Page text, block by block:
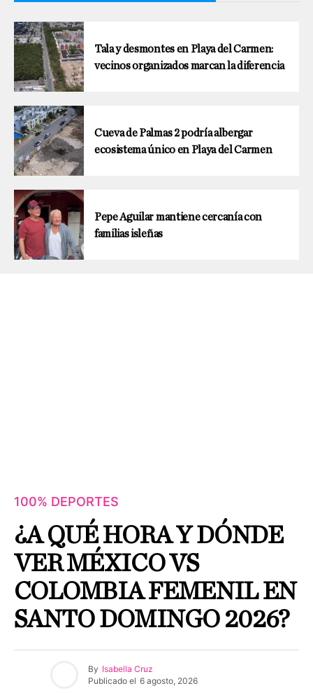
Tala y desmontes en Playa del Carmen:
vecinos organizados marcan la diferencia
Cueva de Palmas 2 podría albergar
ecosistema único en Playa del Carmen
Pepe Aguilar mantiene cercanía con
familias isleñas
100% DEPORTES
¿A QUÉ HORA Y DÓNDE
VER MÉXICO VS
COLOMBIA FEMENIL EN
SANTO DOMINGO 2026?
By Isabella Cruz
Publicado el 6 agosto, 2026